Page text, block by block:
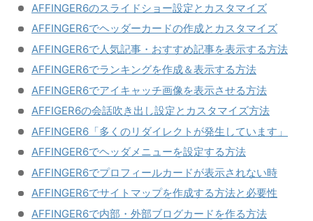
AFFINGER6のスライドショー設定とカスタマイズ
AFFINGER6でヘッダーカードの作成とカスタマイズ
AFFINGER6で人気記事・おすすめ記事を表示する方法
AFFINGER6でランキングを作成＆表示する方法
AFFINGER6でアイキャッチ画像を表示させる方法
AFFIGER6の会話吹き出し設定とカスタマイズ方法
AFFINGER6「多くのリダイレクトが発生しています」
AFFINGER6でヘッダメニューを設定する方法
AFFINGER6でプロフィールカードが表示されない時
AFFINGER6でサイトマップを作成する方法と必要性
AFFINGER6で内部・外部ブログカードを作る方法